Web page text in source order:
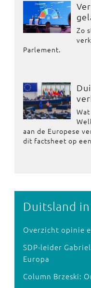
Zo
Parlement.
aan de Europese
dit factsheet op
Duitsland
Overzicht opinie
SDP-leider
Europa
Column Brzeski: